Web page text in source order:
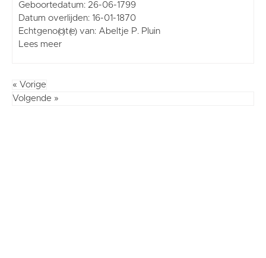
Geboortedatum: 26-06-1799
Datum overlijden: 16-01-1870
Echtgeno(o)t(e) van: Abeltje P. Pluin
Lees meer
« Vorige
Volgende »